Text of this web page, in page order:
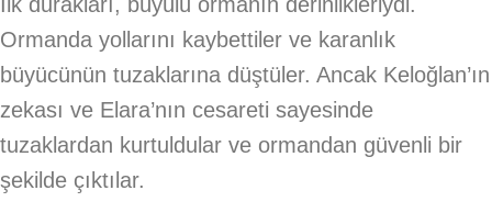
Ormanda yollarını kaybettiler ve karanlık
büyücünün tuzaklarına düştüler. Ancak Keloğlan’ın
zekası ve Elara’nın cesareti sayesinde
tuzaklardan kurtuldular ve ormandan güvenli bir
şekilde çıktılar.